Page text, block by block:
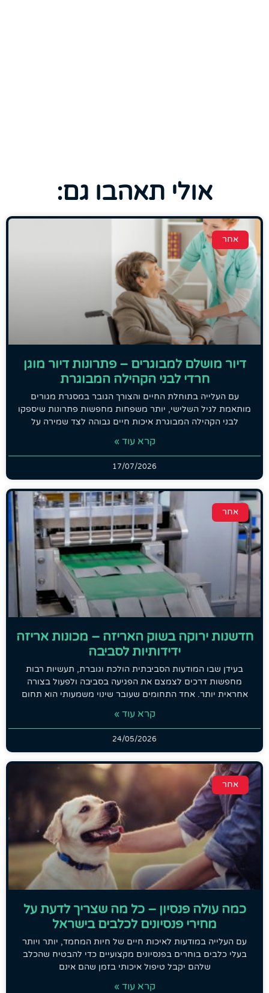
אולי תאהבו גם:
אחר
דיור מושלם למבוגרים – פתרונות דיור מוגן
חרדי לבני הקהילה המבוגרת
עם העלייה בתוחלת החיים והצורך הגובר במסגרת מגורים
מותאמת לגיל השלישי, יותר משפחות מחפשות פתרונות שיספקו
לבני הקהילה המבוגרת איכות חיים גבוהה לצד שמירה על
קרא עוד »
17/07/2026
אחר
חדשנות ירוקה בשוק האריזה – מכונות אריזה
ידידותיות לסביבה
בעידן שבו המודעות הסביבתית הולכת וגוברת, תעשיות רבות
מחפשות דרכים לצמצם את הפגיעה בסביבה ולפעול בצורה
אחראית יותר. אחד התחומים שעובר שינוי משמעותי הוא תחום
קרא עוד »
24/05/2026
אחר
כמה עולה פנסיון – כל מה שצריך לדעת על
מחירי פנסיונים לכלבים בישראל
עם העלייה במודעות לאיכות חיים של חיות המחמד, יותר ויותר
בעלי כלבים בוחרים בפנסיונים מקצועיים כדי להבטיח שהכלב
שלהם יקבל טיפול איכותי בזמן שהם אינם
קרא עוד »